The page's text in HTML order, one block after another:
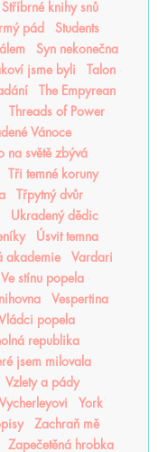
Stříbrné knihy snů
pád
Students
Syn nekonečna
jsme byli
Talon
The Empyrean
Threads of Power
Vánoce
na světě zbývá
Tři temné koruny
Třpytný dvůr
Ukradený dědic
Úsvit temna
akademie
Vardari
Ve stínu popela
Vespertina
popela
republika
jsem milovala
Vzlety a pády
York
Zachraň mě
Zapečetěná hrobka